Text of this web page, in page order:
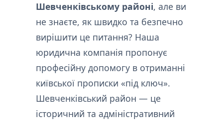
Шевченківському районі, але ви
не знаєте, як швидко та безпечно
вирішити це питання? Наша
юридична компанія пропонує
професійну допомогу в отриманні
київської прописки «під ключ».
Шевченківський район — це
історичний та адміністративний